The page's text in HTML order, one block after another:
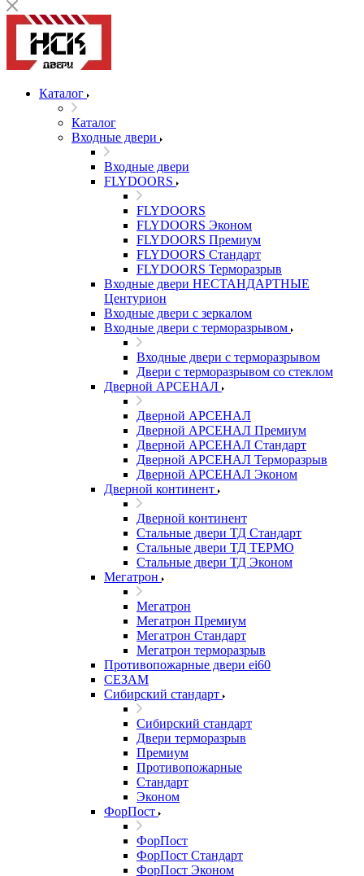
Каталог
Каталог
Входные двери
Входные двери
FLYDOORS
FLYDOORS
FLYDOORS Эконом
FLYDOORS Премиум
FLYDOORS Стандарт
FLYDOORS Терморазрыв
Входные двери НЕСТАНДАРТНЫЕ
Центурион
Входные двери с зеркалом
Входные двери с терморазрывом
Входные двери с терморазрывом
Двери с терморазрывом со стеклом
Дверной АРСЕНАЛ
Дверной АРСЕНАЛ
Дверной АРСЕНАЛ Премиум
Дверной АРСЕНАЛ Стандарт
Дверной АРСЕНАЛ Терморазрыв
Дверной АРСЕНАЛ Эконом
Дверной континент
Дверной континент
Стальные двери ТД Стандарт
Стальные двери ТД ТЕРМО
Стальные двери ТД Эконом
Мегатрон
Мегатрон
Мегатрон Премиум
Мегатрон Стандарт
Мегатрон терморазрыв
Противопожарные двери ei60
СЕЗАМ
Сибирский стандарт
Сибирский стандарт
Двери терморазрыв
Премиум
Противопожарные
Стандарт
Эконом
ФорПост
ФорПост
ФорПост Стандарт
ФорПост Эконом